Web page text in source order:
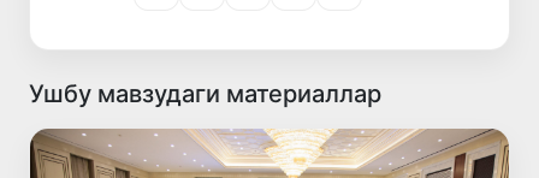
Ушбу мавзудаги материаллар